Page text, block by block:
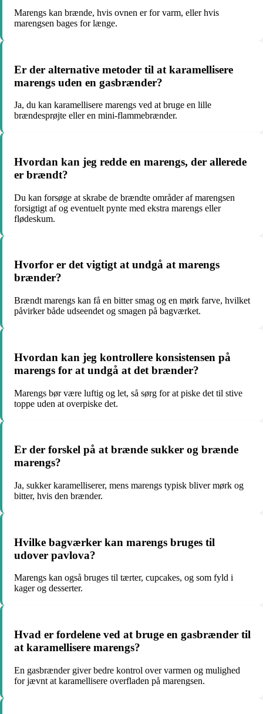
Marengs kan brænde, hvis ovnen er for varm, eller hvis
marengsen bages for længe.
Er der alternative metoder til at karamellisere
marengs uden en gasbrænder?
Ja, du kan karamellisere marengs ved at bruge en lille
brændesprøjte eller en mini-flammebrænder.
Hvordan kan jeg redde en marengs, der allerede
er brændt?
Du kan forsøge at skrabe de brændte områder af marengsen
forsigtigt af og eventuelt pynte med ekstra marengs eller
flødeskum.
Hvorfor er det vigtigt at undgå at marengs
brænder?
Brændt marengs kan få en bitter smag og en mørk farve, hvilket
påvirker både udseendet og smagen på bagværket.
Hvordan kan jeg kontrollere konsistensen på
marengs for at undgå at det brænder?
Marengs bør være luftig og let, så sørg for at piske det til stive
toppe uden at overpiske det.
Er der forskel på at brænde sukker og brænde
marengs?
Ja, sukker karamelliserer, mens marengs typisk bliver mørk og
bitter, hvis den brænder.
Hvilke bagværker kan marengs bruges til
udover pavlova?
Marengs kan også bruges til tærter, cupcakes, og som fyld i
kager og desserter.
Hvad er fordelene ved at bruge en gasbrænder til
at karamellisere marengs?
En gasbrænder giver bedre kontrol over varmen og mulighed
for jævnt at karamellisere overfladen på marengsen.